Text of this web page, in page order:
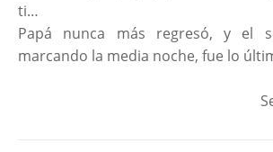
ti…
Papá nunca más regresó, y el
marcando la media noche, fue lo